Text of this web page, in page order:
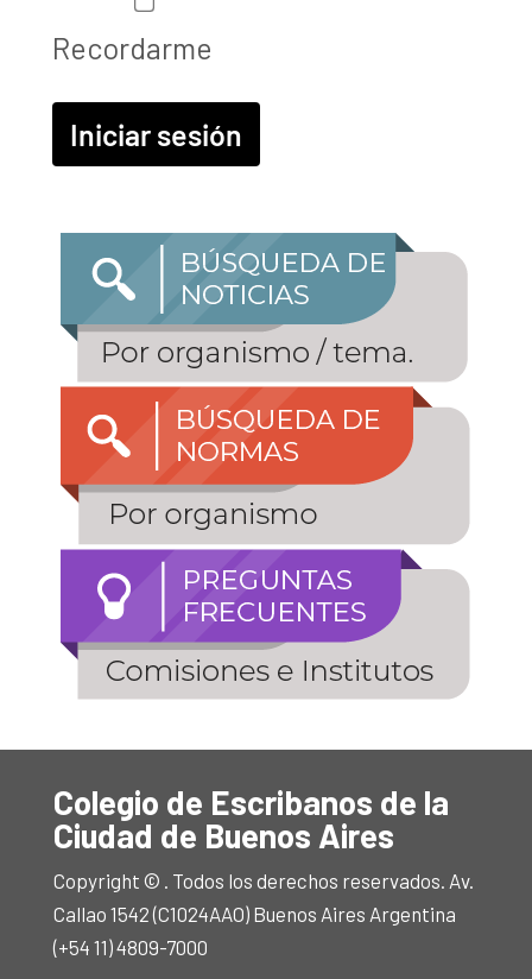
Recordarme
Colegio de Escribanos de la
Ciudad de Buenos Aires
Copyright © . Todos los derechos reservados. Av.
Callao 1542 (C1024AAO) Buenos Aires Argentina
(+54 11) 4809-7000